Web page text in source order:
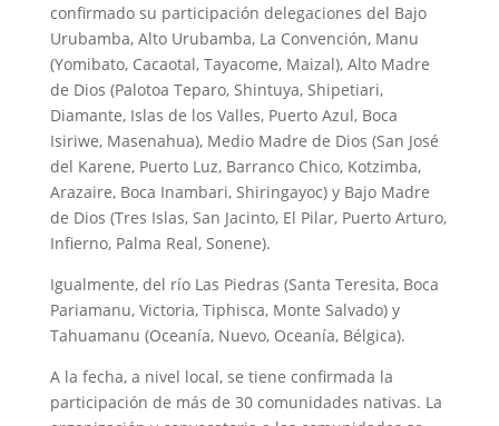
confirmado su participación delegaciones del Bajo
Urubamba, Alto Urubamba, La Convención, Manu
(Yomibato, Cacaotal, Tayacome, Maizal), Alto Madre
de Dios (Palotoa Teparo, Shintuya, Shipetiari,
Diamante, Islas de los Valles, Puerto Azul, Boca
Isiriwe, Masenahua), Medio Madre de Dios (San José
del Karene, Puerto Luz, Barranco Chico, Kotzimba,
Arazaire, Boca Inambari, Shiringayoc) y Bajo Madre
de Dios (Tres Islas, San Jacinto, El Pilar, Puerto Arturo,
Infierno, Palma Real, Sonene).
Igualmente, del río Las Piedras (Santa Teresita, Boca
Pariamanu, Victoria, Tiphisca, Monte Salvado) y
Tahuamanu (Oceanía, Nuevo, Oceanía, Bélgica).
A la fecha, a nivel local, se tiene confirmada la
participación de más de 30 comunidades nativas. La